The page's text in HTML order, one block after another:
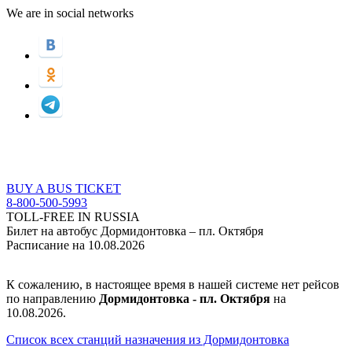
We are in social networks
BUY A BUS TICKET
8-800-500-5993
TOLL-FREE IN RUSSIA
Билет на автобус Дормидонтовка – пл. Октября
Расписание на 10.08.2026
К сожалению, в настоящее время в нашей системе нет рейсов
по направлению Дормидонтовка - пл. Октября на
10.08.2026.
Список всех станций назначения из Дормидонтовка